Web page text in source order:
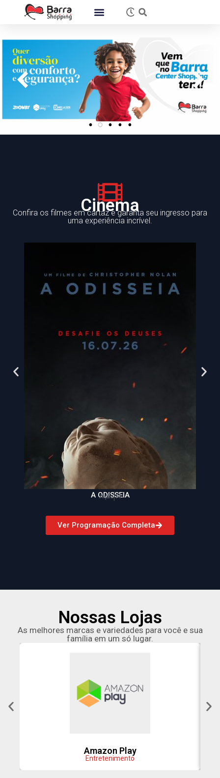
Cinema
Confira os filmes em cartaz e garanta seu ingresso para
uma experiência incrível.
A ODISSEIA
Ação14
Ver Programação Completa
Nossas Lojas
As melhores marcas e variedades para você e sua
família em um só lugar.
Amazon Play
Entretenimento